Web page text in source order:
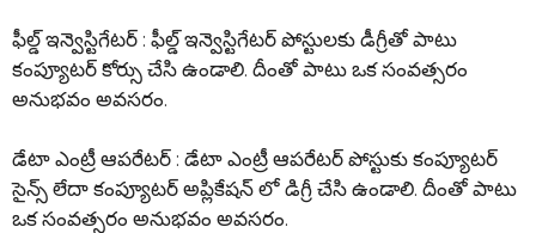
ఫీల్డ్ ఇన్వెస్టిగేటర్ : ఫీల్డ్ ఇన్వెస్టిగేటర్ పోస్టులకు డీగ్రీతో పాటు
కంప్యూటర్ కోర్సు చేసి ఉండాలి. దీంతో పాటు ఒక సంవత్సరం
అనుభవం అవసరం.
డేటా ఎంట్రీ ఆపరేటర్ : డేటా ఎంట్రీ ఆపరేటర్ పోస్టుకు కంప్యూటర్
సైన్స్ లేదా కంప్యూటర్ అప్లికేషన్ లో డిగ్రీ చేసి ఉండాలి. దీంతో పాటు
ఒక సంవత్సరం అనుభవం అవసరం.